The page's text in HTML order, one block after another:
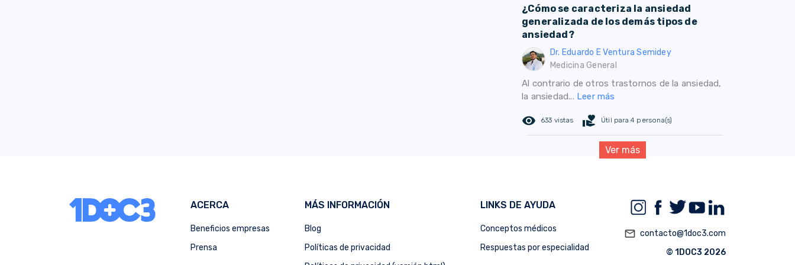
¿Cómo se caracteriza la ansiedad
generalizada de los demás tipos de
ansiedad?
Dr. Eduardo E Ventura Semidey
Medicina General
Al contrario de otros trastornos de la ansiedad,
la ansiedad... Leer más
remove_red_eye 633 vistas volunteer_activism Útil para 4 persona(s)
Ver más
ACERCA
Beneficios empresas
Prensa
MÁS INFORMACIÓN
Blog
Políticas de privacidad
LINKS DE AYUDA
Conceptos médicos
Respuestas por especialidad
mail_outline contacto@1doc3.com
© 1DOC3 2026